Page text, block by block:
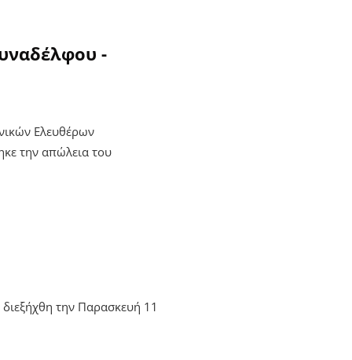
-
Ελευθέρων
την απώλεια του
την Παρασκευή 11